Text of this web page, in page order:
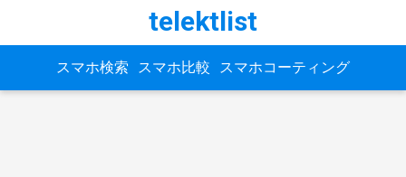
telektlist
スマホ検索 スマホ比較 スマホコーティング